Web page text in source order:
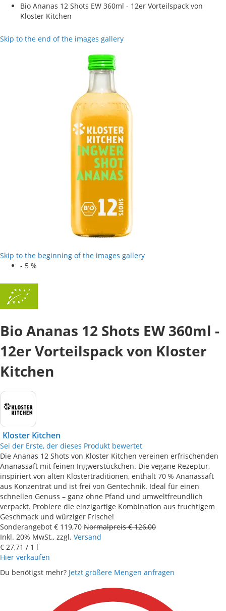
Bio Ananas 12 Shots EW 360ml - 12er Vorteilspack von
Kloster Kitchen
Skip to the end of the images gallery
Skip to the beginning of the images gallery
- 5 %
Bio Ananas 12 Shots EW 360ml -
12er Vorteilspack von Kloster
Kitchen
Kloster Kitchen
Sei der Erste, der dieses Produkt bewertet
Die Ananas 12 Shots von Kloster Kitchen vereinen erfrischenden
Ananassaft mit feinen Ingwerstückchen. Die vegane Rezeptur,
inspiriert von alten Klostertraditionen, enthält 70 % Ananassaft
aus Konzentrat und ist frei von Gentechnik. Ideal für einen
schnellen Genuss – ganz ohne Pfand und umweltfreundlich
verpackt. Probiere die einzigartige Kombination aus fruchtigem
Geschmack und würziger Frische!
Sonderangebot € 119,70 Normalpreis € 126,00
Inkl. 20% MwSt., zzgl. Versand
€ 27,71 / 1 l
Hier verkaufen
Du benötigst mehr? Jetzt größere Mengen anfragen